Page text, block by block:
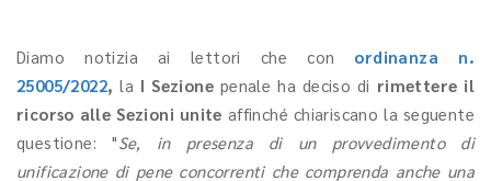
Diamo notizia ai lettori che con ordinanza n.
25005/2022,la I Sezione penale ha deciso di rimettere il
ricorso alle Sezioni unite affinché chiariscano la seguente
questione: "Se, in presenza di un provvedimento di
unificazione di pene concorrenti che comprenda anche una